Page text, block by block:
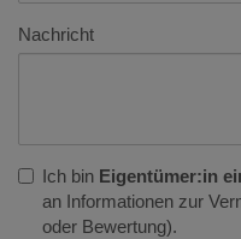
Nachricht
Ich bin Eigentümer:in
an Informationen zur
oder Bewertung).